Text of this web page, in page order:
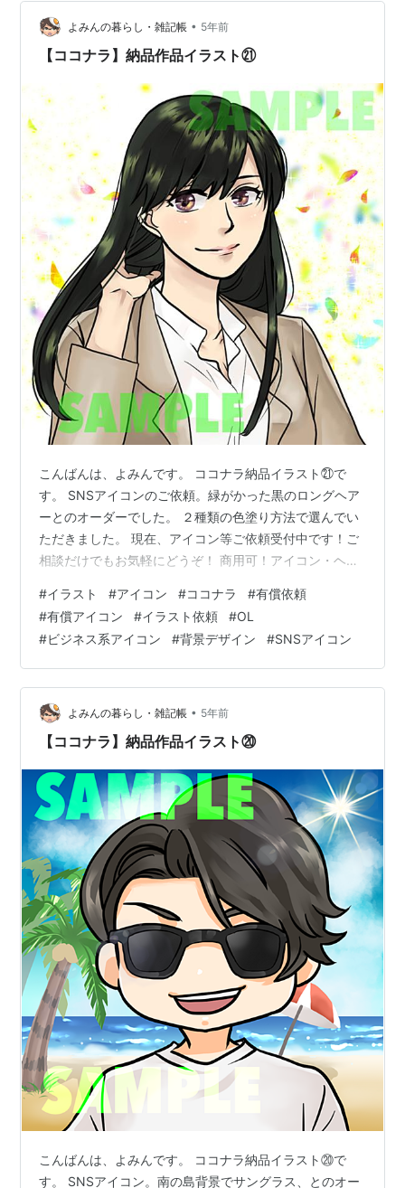
よみんの暮らし・雑記帳 • 5年前
【ココナラ】納品作品イラスト㉑
こんばんは、よみんです。 ココナラ納品イラスト㉑で
す。 SNSアイコンのご依頼。緑がかった黒のロングヘア
ーとのオーダーでした。 ２種類の色塗り方法で選んでい
ただきました。 現在、アイコン等ご依頼受付中です！ご
相談だけでもお気軽にどうぞ！ 商用可！アイコン・ヘッ
他、イラストご希望の方！
#イラスト #アイコン #ココナラ #有償依頼
#有償アイコン #イラスト依頼 #OL
#ビジネス系アイコン #背景デザイン #SNSアイコン
よみんの暮らし・雑記帳 • 5年前
【ココナラ】納品作品イラスト⑳
こんばんは、よみんです。 ココナラ納品イラスト⑳で
す。 SNSアイコン。南の島背景でサングラス、とのオー